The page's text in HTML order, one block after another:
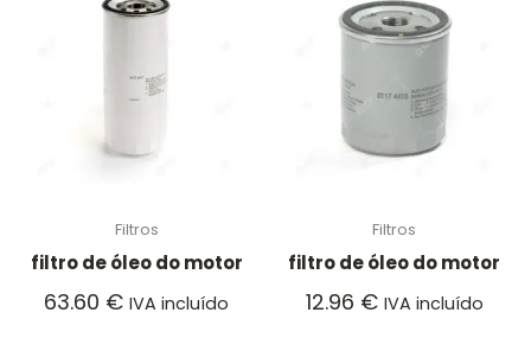
Filtros
filtro de óleo do motor
63.60 € IVA incluído
Filtros
filtro de óleo do motor
12.96 € IVA incluído